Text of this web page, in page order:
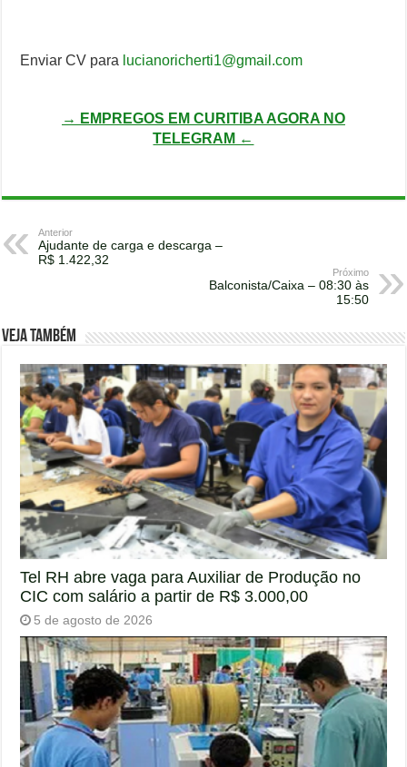
Enviar CV para lucianoricherti1@gmail.com
→ EMPREGOS EM CURITIBA AGORA NO
TELEGRAM ←
Anterior
Ajudante de carga e descarga –
R$ 1.422,32
Próximo
Balconista/Caixa – 08:30 às
15:50
Veja também
Tel RH abre vaga para Auxiliar de Produção no
CIC com salário a partir de R$ 3.000,00
5 de agosto de 2026